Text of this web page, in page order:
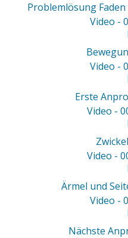
Problemlösung
Video -
Video -
Erste
Video -
Video -
Ärmel und
Video -
Nächste